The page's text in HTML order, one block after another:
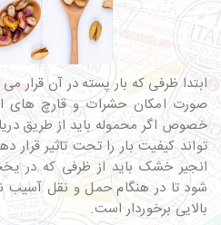
ابتدا ظرفی که بار پسته در آن قرار
صورت امکان حشرات و قارچ های
خصوص اگر محموله باید از طریق
تواند کیفیت بار را تحت تاثیر
انجیر خشک باید از ظرفی که در
شود تا در هنگام حمل و نقل آسیب
بالایی برخوردار است.